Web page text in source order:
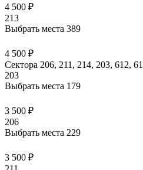
4 500 ₽
213
Выбрать места 389
4 500 ₽
Сектора 206, 211, 214, 203, 612,
203
Выбрать места 179
3 500 ₽
206
Выбрать места 229
3 500 ₽